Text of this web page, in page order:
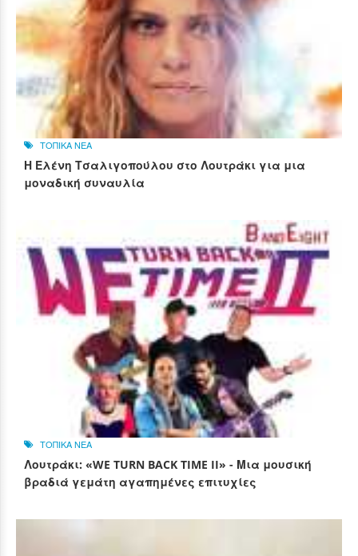
ΤΟΠΙΚΑ ΝΕΑ
Η Ελένη Τσαλιγοπούλου στο Λουτράκι για μια
μοναδική συναυλία
ΤΟΠΙΚΑ ΝΕΑ
Λουτράκι: «WE TURN BACK TIME II» - Μια μουσική
βραδιά γεμάτη αγαπημένες επιτυχίες